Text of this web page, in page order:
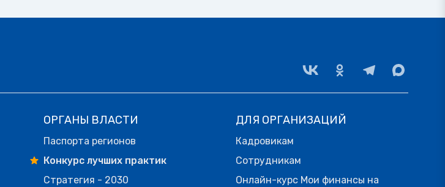
ОРГАНЫ ВЛАСТИ
Паспорта регионов
Конкурс лучших практик
Стратегия - 2030
ДЛЯ ОРГАНИЗАЦИЙ
Кадровикам
Сотрудникам
Онлайн-курс Мои финансы на